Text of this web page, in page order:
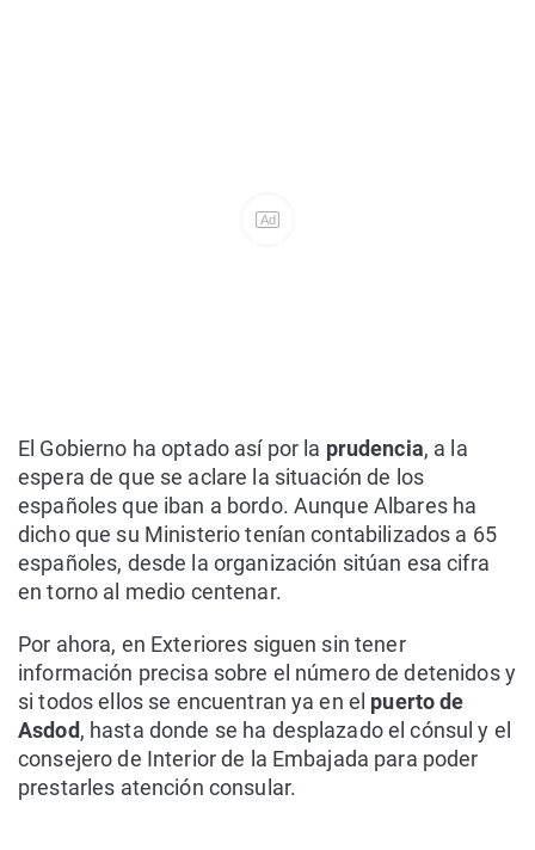
Ad
El Gobierno ha optado así por la prudencia, a la
espera de que se aclare la situación de los
españoles que iban a bordo. Aunque Albares ha
dicho que su Ministerio tenían contabilizados a 65
españoles, desde la organización sitúan esa cifra
en torno al medio centenar.
Por ahora, en Exteriores siguen sin tener
información precisa sobre el número de detenidos y
si todos ellos se encuentran ya en el puerto de
Asdod, hasta donde se ha desplazado el cónsul y el
consejero de Interior de la Embajada para poder
prestarles atención consular.